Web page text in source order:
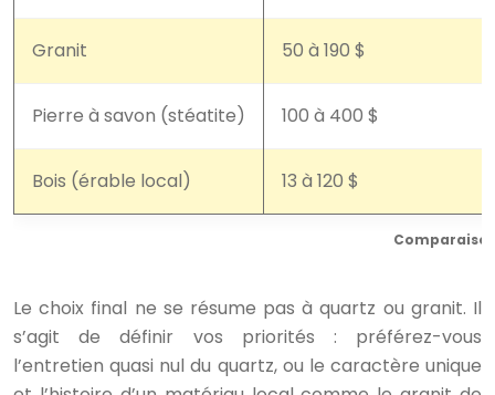
Granit 50 à 190 $
Pierre à savon (stéatite) 100 à 400 $
Bois (érable local) 13 à 120 $
Le choix final ne se résume pas à quartz ou granit. Il
s’agit de définir vos priorités : préférez-vous
l’entretien quasi nul du quartz, ou le caractère unique